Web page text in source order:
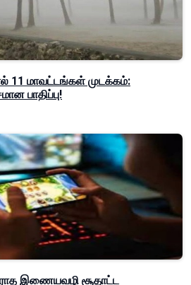
11 மாவட்டங்கள் முடக்கம்:
பாதிப்பு!
இணையவழி சூதாட்ட